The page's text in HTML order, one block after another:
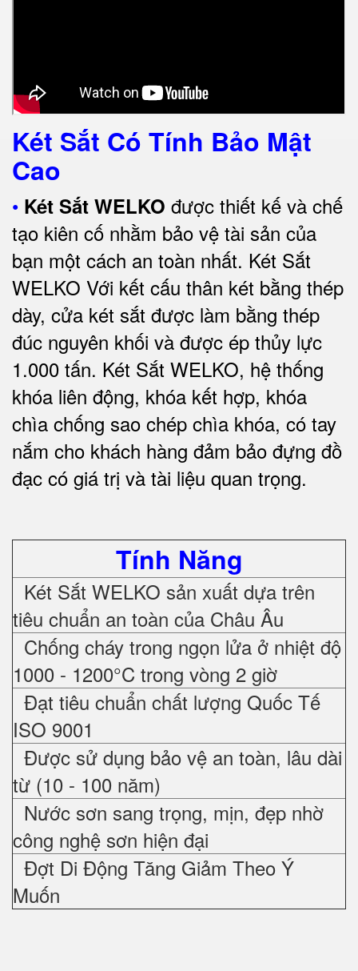
Két Sắt Có Tính Bảo Mật
Cao
• Két Sắt WELKO được thiết kế và chế
tạo kiên cố nhằm bảo vệ tài sản của
bạn một cách an toàn nhất. Két Sắt
WELKO Với kết cấu thân két bằng thép
dày, cửa két sắt được làm bằng thép
đúc nguyên khối và được ép thủy lực
1.000 tấn. Két Sắt WELKO, hệ thống
khóa liên động, khóa kết hợp, khóa
chìa chống sao chép chìa khóa, có tay
nắm cho khách hàng đảm bảo đựng đồ
đạc có giá trị và tài liệu quan trọng.
Tính Năng
Két Sắt WELKO sản xuất dựa trên
tiêu chuẩn an toàn của Châu Âu
Chống cháy trong ngọn lửa ở nhiệt độ
1000 - 1200°C trong vòng 2 giờ
Đạt tiêu chuẩn chất lượng Quốc Tế
ISO 9001
Được sử dụng bảo vệ an toàn, lâu dài
từ (10 - 100 năm)
Nước sơn sang trọng, mịn, đẹp nhờ
công nghệ sơn hiện đại
Đợt Di Động Tăng Giảm Theo Ý
Muốn